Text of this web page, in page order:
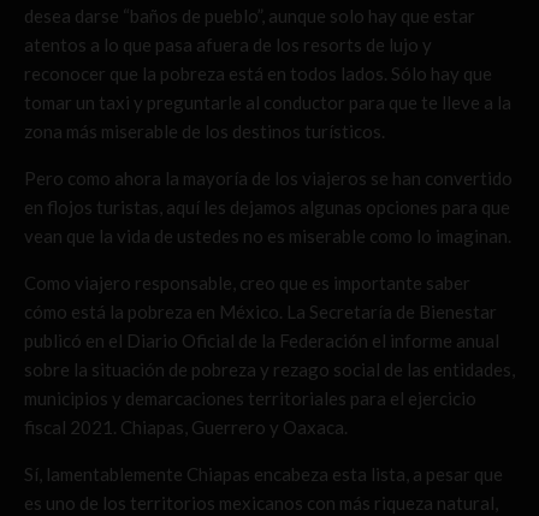
desea darse “baños de pueblo”, aunque solo hay que estar
atentos a lo que pasa afuera de los resorts de lujo y
reconocer que la pobreza está en todos lados. Sólo hay que
tomar un taxi y preguntarle al conductor para que te lleve a la
zona más miserable de los destinos turísticos.
Pero como ahora la mayoría de los viajeros se han convertido
en flojos turistas, aquí les dejamos algunas opciones para que
vean que la vida de ustedes no es miserable como lo imaginan.
Como viajero responsable, creo que es importante saber
cómo está la pobreza en México. La Secretaría de Bienestar
publicó en el Diario Oficial de la Federación el informe anual
sobre la situación de pobreza y rezago social de las entidades,
municipios y demarcaciones territoriales para el ejercicio
fiscal 2021. Chiapas, Guerrero y Oaxaca.
Sí, lamentablemente Chiapas encabeza esta lista, a pesar que
es uno de los territorios mexicanos con más riqueza natural,